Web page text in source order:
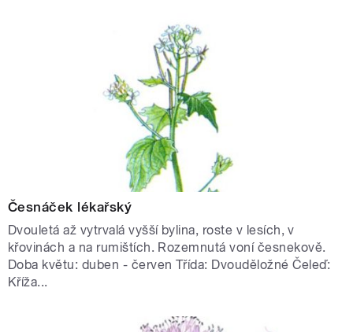
Česnáček lékařský
Dvouletá až vytrvalá vyšší bylina, roste v lesích, v
křovinách a na rumištích. Rozemnutá voní česnekově.
Doba květu: duben - červen Třída: Dvouděložné Čeleď:
Kříža...